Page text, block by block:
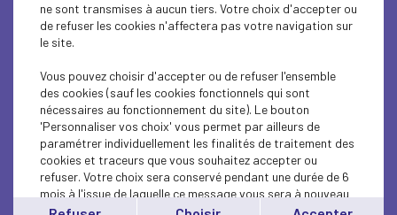
ECONOMY
MEDEF LIFE
MEDEF LIFE
MEDEF LIFE
ECONOMY
ne sont transmises à aucun tiers. Votre choix d'accepter ou
de refuser les cookies n'affectera pas votre navigation sur
le site.
Vous pouvez choisir d'accepter ou de refuser l'ensemble
des cookies (sauf les cookies fonctionnels qui sont
nécessaires au fonctionnement du site). Le bouton
'Personnaliser vos choix' vous permet par ailleurs de
paramétrer individuellement les finalités de traitement des
cookies et traceurs que vous souhaitez accepter ou
refuser. Votre choix sera conservé pendant une durée de 6
mois à l'issue de laquelle ce message vous sera à nouveau
affiché..